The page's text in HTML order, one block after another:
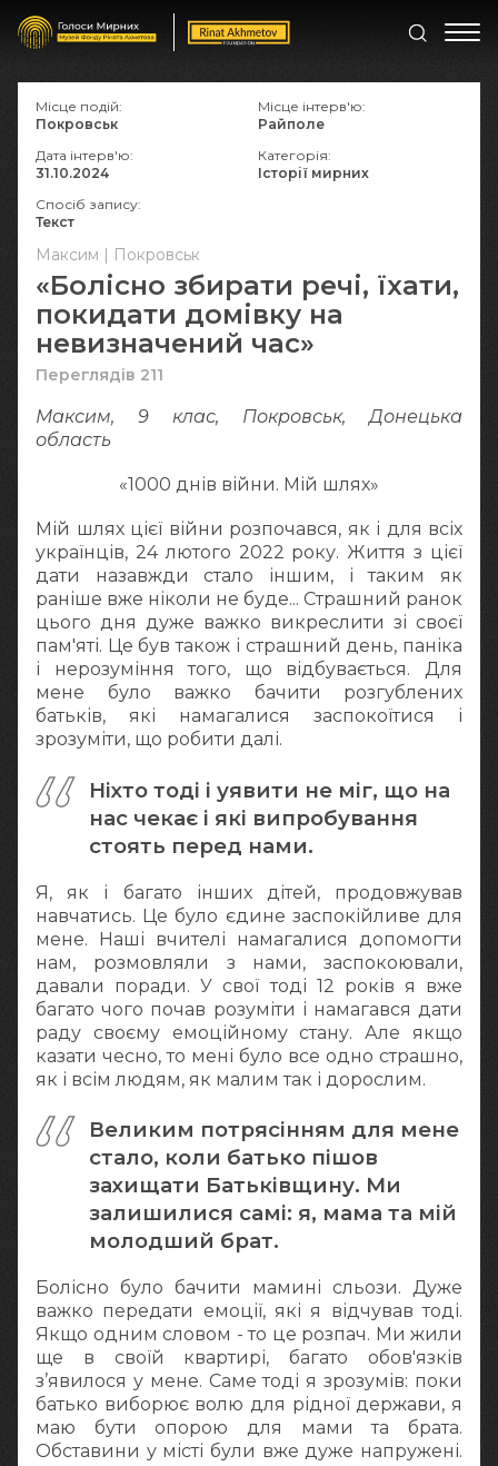
Максим | Покровськ
«Болісно збирати речі, їхати,
покидати домівку на
невизначений час»
Переглядів 211
Максим, 9 клас, Покровськ, Донецька
область
«1000 днів війни. Мій шлях»
Мій шлях цієї війни розпочався, як і для всіх
українців, 24 лютого 2022 року. Життя з цієї
дати назавжди стало іншим, і таким як
раніше вже ніколи не буде... Страшний ранок
цього дня дуже важко викреслити зі своєї
пам'яті. Це був також і страшний день, паніка
і нерозуміння того, що відбувається. Для
мене було важко бачити розгублених
батьків, які намагалися заспокоїтися і
зрозуміти, що робити далі.
Ніхто тоді і уявити не міг, що на
нас чекає і які випробування
стоять перед нами.
Я, як і багато інших дітей, продовжував
навчатись. Це було єдине заспокійливе для
мене. Наші вчителі намагалися допомогти
нам, розмовляли з нами, заспокоювали,
давали поради. У свої тоді 12 років я вже
багато чого почав розуміти і намагався дати
раду своєму емоційному стану. Але якщо
казати чесно, то мені було все одно страшно,
як і всім людям, як малим так і дорослим.
Великим потрясінням для мене
стало, коли батько пішов
захищати Батьківщину. Ми
залишилися самі: я, мама та мій
молодший брат.
Болісно було бачити мамині сльози. Дуже
важко передати емоції, які я відчував тоді.
Якщо одним словом - то це розпач. Ми жили
ще в своїй квартирі, багато обов'язків
з’явилося у мене. Саме тоді я зрозумів: поки
батько виборює волю для рідної держави, я
маю бути опорою для мами та брата.
Обставини у місті були вже дуже напружені.
Місце подій:
Покровськ
Місце інтерв'ю:
Райполе
Дата інтерв'ю:
31.10.2024
Категорія:
Історії мирних
Спосіб запису:
Текст